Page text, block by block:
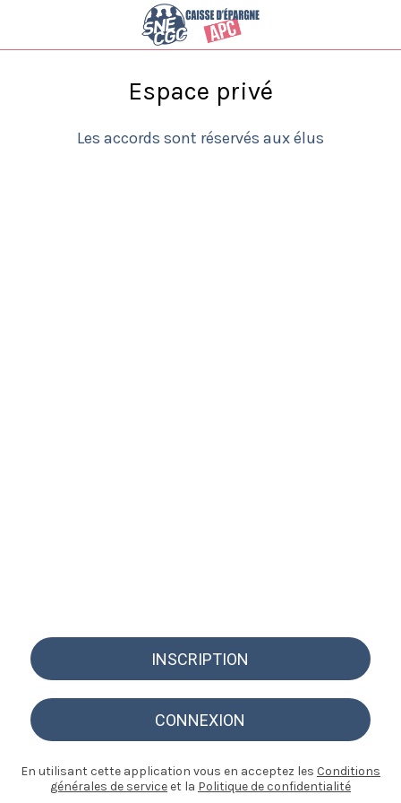
Espace privé
Les accords sont réservés aux élus
INSCRIPTION
CONNEXION
En utilisant cette application vous en acceptez les Conditions
générales de service et la Politique de confidentialité